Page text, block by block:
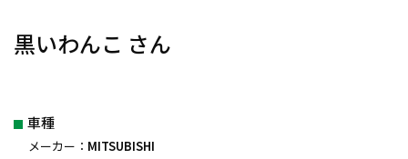
黒いわんこ さん
車種
メーカー： MITSUBISHI